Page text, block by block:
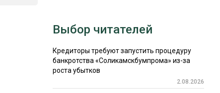
Выбор читателей
Кредиторы требуют запустить процедуру
банкротства «Соликамскбумпрома» из-за
роста убытков
2.08.2026